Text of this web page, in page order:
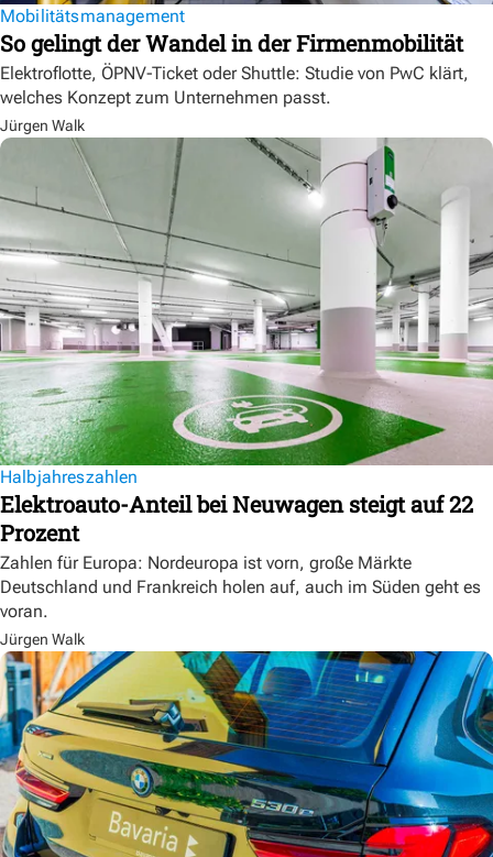
Mobilitätsmanagement
So gelingt der Wandel in der Firmenmobilität
Elektroflotte, ÖPNV-Ticket oder Shuttle: Studie von PwC klärt,
welches Konzept zum Unternehmen passt.
Jürgen Walk
Halbjahreszahlen
Elektroauto-Anteil bei Neuwagen steigt auf 22
Prozent
Zahlen für Europa: Nordeuropa ist vorn, große Märkte
Deutschland und Frankreich holen auf, auch im Süden geht es
voran.
Jürgen Walk